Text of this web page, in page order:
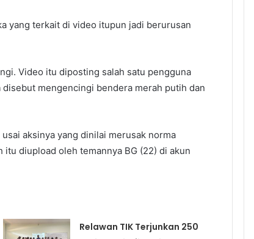
yang terkait di video itupun jadi berurusan
Video itu diposting salah satu pengguna
mengencingi bendera merah putih dan
aksinya yang dinilai merusak norma
diupload oleh temannya BG (22) di akun
Relawan TIK Terjunkan 250